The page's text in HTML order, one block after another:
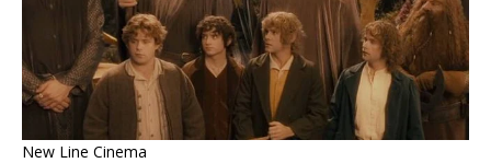
New Line Cinema